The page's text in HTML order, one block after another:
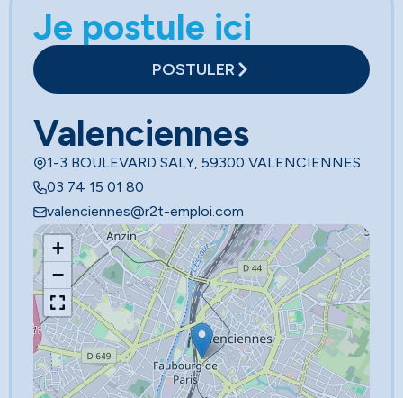
Je postule ici
POSTULER
Valenciennes
1-3 BOULEVARD SALY, 59300 VALENCIENNES
03 74 15 01 80
valenciennes@r2t-emploi.com
+
−